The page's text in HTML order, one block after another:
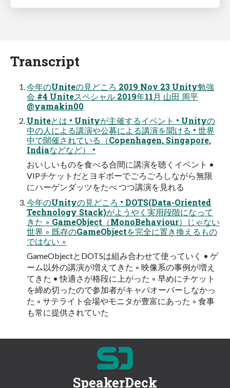
Transcript
今年のUniteの見どころ 2019 Nov 23 Unity勉強
会 #4 Uniteスペシャル 2019年11月 山田 周平
@yamakin00
Uniteとは • Unityが主催するイベント • Unityの
中の人による講演や公募による講演を聞ける • 世界
中で開催されている（Copenhagen, Singapore,
Indiaなどなど） •
おいしいものを食べる合間に講演を聴くイベント •
VIPチケットだとヨギボーでごろごろしながら無限
にハーゲンダッツをたべ つつ講演を見れる
今年のUnityの見どころ • DOTS(Data-Oriented
Technology Stack)がようやく実用段階になって
きた ◦ GameObject（MonoBehaviour）じゃない
世界 ◦ 既存のGameObjectを完全に置き換えるもの
ではない ◦
GameObjectとDOTSは組み合わせて使っていく • ゲ
ーム以外の講演が増えてきた ◦ 映像系の事例が増え
てきた • 快適さが格段に上がった ◦ 早めにチケット
を締め切ったので参加者がキャパオーバーしなかっ
た ◦ サテライト会場やモニタが豊富にあった ◦ 食事
も常に提供されていた
SpeakerDeck